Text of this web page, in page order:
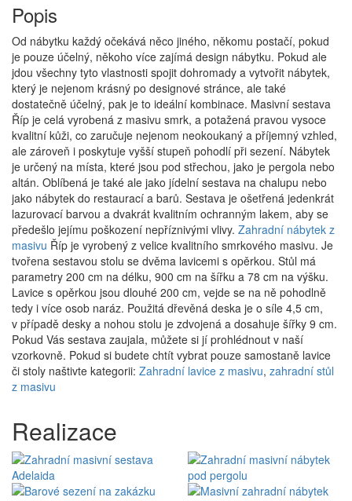
Popis
Od nábytku každý očekává něco jiného, někomu postačí, pokud
je pouze účelný, někoho více zajímá design nábytku. Pokud ale
jdou všechny tyto vlastnosti spojit dohromady a vytvořit nábytek,
který je nejenom krásný po designové stránce, ale také
dostatečně účelný, pak je to ideální kombinace. Masivní sestava
Říp je celá vyrobená z masivu smrk, a potažená pravou vysoce
kvalitní kůži, co zaručuje nejenom neokoukaný a příjemný vzhled,
ale zároveň i poskytuje vyšší stupeň pohodlí při sezení. Nábytek
je určený na místa, které jsou pod střechou, jako je pergola nebo
altán. Oblíbená je také ale jako jídelní sestava na chalupu nebo
jako nábytek do restaurací a barů. Sestava je ošetřená jedenkrát
lazurovací barvou a dvakrát kvalitním ochranným lakem, aby se
předešlo jejímu poškození nepříznivými vlivy. Zahradní nábytek z
masivu Říp je vyrobený z velice kvalitního smrkového masivu. Je
tvořena sestavou stolu se dvěma lavicemi s opěrkou. Stůl má
parametry 200 cm na délku, 900 cm na šířku a 78 cm na výšku.
Lavice s opěrkou jsou dlouhé 200 cm, vejde se na ně pohodlně
tedy i více osob naráz. Použitá dřevěná deska je o síle 4,5 cm,
v případě desky a nohou stolu je zdvojená a dosahuje šířky 9 cm.
Pokud Vás sestava zaujala, můžete si jí prohlédnout v naší
vzorkovně. Pokud si budete chtít vybrat pouze samostaně lavice
či stoly naštivte kategorii: Zahradní lavice z masivu, zahradní stůl
z masivu
Realizace